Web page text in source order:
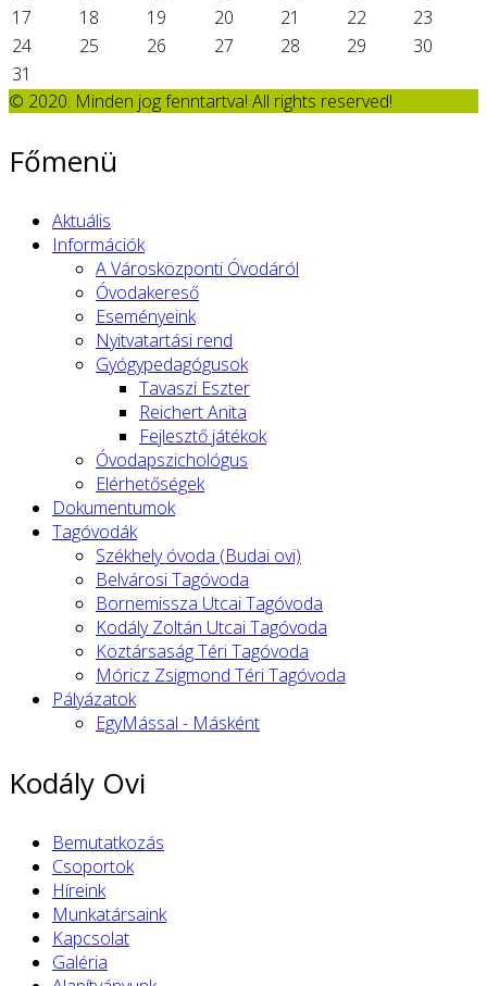
17
18 19 20 21 22
23
24
25 26 27 28 29
30
31
© 2020. Minden jog fenntartva! All rights reserved!
Főmenü
Aktuális
Információk
A Városközponti Óvodáról
Óvodakereső
Eseményeink
Nyitvatartási rend
Gyógypedagógusok
Tavaszi Eszter
Reichert Anita
Fejlesztő játékok
Óvodapszichológus
Elérhetőségek
Dokumentumok
Tagóvodák
Székhely óvoda (Budai ovi)
Belvárosi Tagóvoda
Bornemissza Utcai Tagóvoda
Kodály Zoltán Utcai Tagóvoda
Köztársaság Téri Tagóvoda
Móricz Zsigmond Téri Tagóvoda
Pályázatok
EgyMással - Másként
Kodály Ovi
Bemutatkozás
Csoportok
Híreink
Munkatársaink
Kapcsolat
Galéria